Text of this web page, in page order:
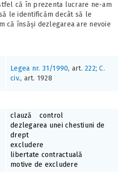
că în prezenta lucrare ne-am
le identificăm decât să le
că însăși dezlegarea are nevoie
Legea nr. 31/1990, art. 222;C.
civ., art. 1928
clauză
control
dezlegarea unei chestiuni de
drept
excludere
libertate contractuală
motive de excludere